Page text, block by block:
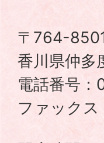
〒764-
香川県仲多
電話番号
ファック